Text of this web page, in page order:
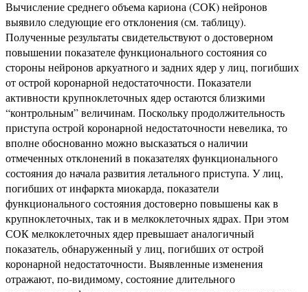
Вычисление среднего объема кариона (СОК) нейронов
выявило следующие его отклонения (см. таблицу).
Полученные результаты свидетельствуют о достоверном
повышении показателе функционального состояния со
стороны нейронов аркуатного и задних ядер у лиц, погибших
от острой коронарной недостаточности. Показатели
активности крупноклеточных ядер остаются близкими
“контрольным” величинам. Поскольку продолжительность
приступа острой коронарной недостаточности невелика, то
вполне обоснованно можно высказаться о наличии
отмеченных отклонений в показателях функционального
состояния до начала развития летального приступа. У лиц,
погибших от инфаркта миокарда, показатели
функционального состояния достоверно повышены как в
крупноклеточных, так и в мелкоклеточных ядрах. При этом
СОК мелкоклеточных ядер превышает аналогичный
показатель, обнаруженный у лиц, погибших от острой
коронарной недостаточности. Выявленные изменения
отражают, по-видимому, состояние длительного